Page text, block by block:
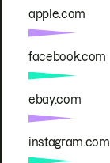
apple.com
facebook.com
ebay.com
instagram.com